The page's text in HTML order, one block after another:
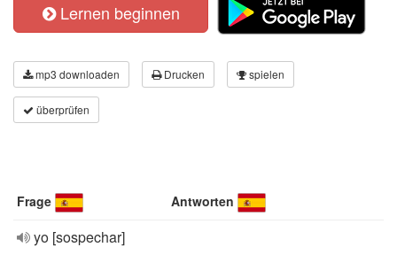
Lernen beginnen
mp3 downloaden Drucken spielen
überprüfen
Frage Antworten
yo [sospechar]